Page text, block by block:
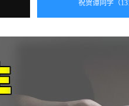
2026年8月_河
2026年8月_上